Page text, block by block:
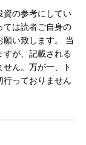
資の参考にしてい
ては読者ご自身の
い致します。 当
すが、記載される
ん。万が一、ト
行っておりません